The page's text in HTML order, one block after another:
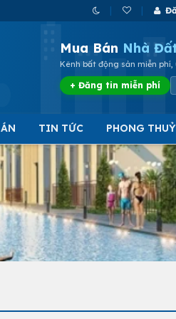
Mua Bán Nhà
Kênh bất động sản miễn phí,
+ Đăng tin miễn phí
TIN TỨC PHONG THUỶ